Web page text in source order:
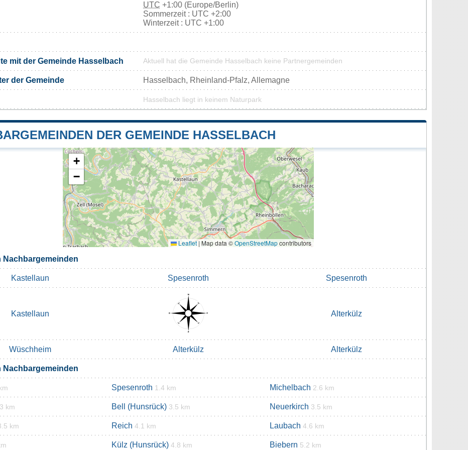
UTC +1:00 (Europe/Berlin)
Sommerzeit : UTC +2:00
Winterzeit : UTC +1:00
mit der Gemeinde Hasselbach Aktuell hat die Gemeinde Hasselbach keine Partnergemeinden
der Gemeinde Hasselbach, Rheinland-Pfalz, Allemagne
Hasselbach liegt in keinem Naturpark
DER GEMEINDE HASSELBACH
+
−
Leaflet | Map data ©OpenStreetMapcontributors
Nachbargemeinden
Kastellaun Spesenroth Spesenroth
Kastellaun Alterkülz
Wüschheim Alterkülz Alterkülz
Nachbargemeinden
Spesenroth 1.4 km Michelbach 2.6 km
km Bell (Hunsrück) 3.5 km Neuerkirch 3.5 km
km Reich 4.1 km Laubach 4.6 km
Külz (Hunsrück) 4.8 km Biebern 5.2 km